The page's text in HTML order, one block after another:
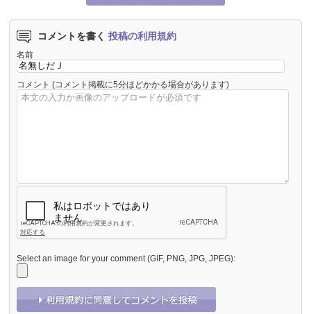
コメントを書く 投稿の利用規約
名前
コメント (コメント掲載に5分ほどかかる場合があります)
Select an image for your comment (GIF, PNG, JPG, JPEG):